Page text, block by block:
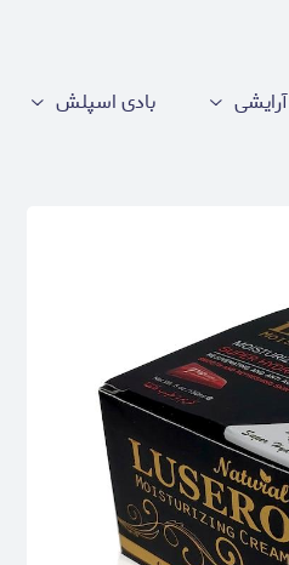
آرایشی بادی اسپلش